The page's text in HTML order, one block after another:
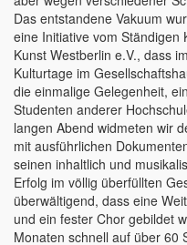
Das entstandene Vakuum
eine Initiative vom Ständigen
Kunst Westberlin e.V., dass
Kulturtage im
die einmalige Gelegenheit,
Studenten anderer
langen Abend widmeten wir
mit ausführlichen
seinen inhaltlich und
Erfolg im völlig überfüllten
überwältigend, dass eine
und ein fester Chor gebildet
Monaten schnell auf über 60